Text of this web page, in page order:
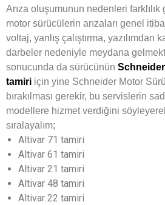
Arıza oluşumunun nedenleri
motor sürücülerin arızaları genel
voltaj, yanlış çalıştırma, yazılımdan
darbeler nedeniyle meydana
sonucunda da sürücünün
tamiri için yine Schneider Motor
bırakılması gerekir, bu servislerin
modellere hizmet verdiğini
sıralayalım;
Altivar 71 tamiri
Altivar 61 tamiri
Altivar 21 tamiri
Altivar 48 tamiri
Altivar 22 tamiri